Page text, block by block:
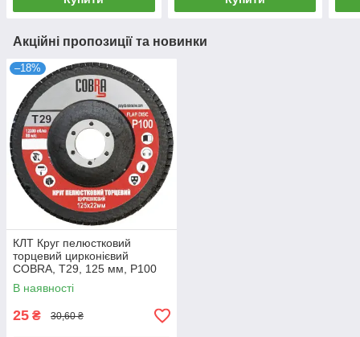
Акційні пропозиції та новинки
–18%
КЛТ Круг пелюстковий
торцевий цирконієвий
COBRA, Т29, 125 мм, P100
на болгарку
В наявності
25 ₴ 30,60 ₴